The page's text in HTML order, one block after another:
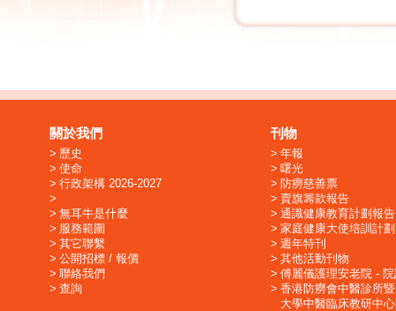
關於我們
歷史
使命
行政架構 2026-2027
無耳牛是什麼
服務範圍
其它聯繫
公開招標 / 報價
聯絡我們
查詢
刊物
年報
曙光
防癆慈善票
賣旗籌款報告
通識健康教育計劃報告
家庭健康大使培訓計劃
週年特刊
其他活動刊物
傅麗儀護理安老院 -
香港防癆會中醫診所
大學中醫臨床教研中